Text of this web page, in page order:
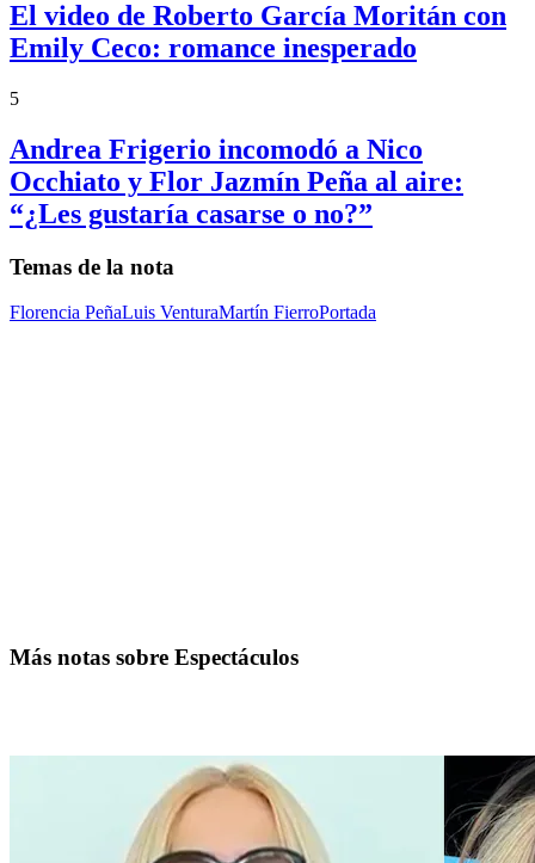
El video de Roberto García Moritán con
Emily Ceco: romance inesperado
5
Andrea Frigerio incomodó a Nico
Occhiato y Flor Jazmín Peña al aire:
“¿Les gustaría casarse o no?”
Temas de la nota
Florencia PeñaLuis VenturaMartín FierroPortada
Más notas sobre Espectáculos